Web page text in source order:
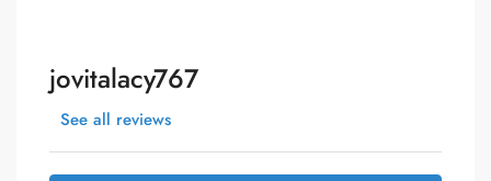
jovitalacy767
See all reviews